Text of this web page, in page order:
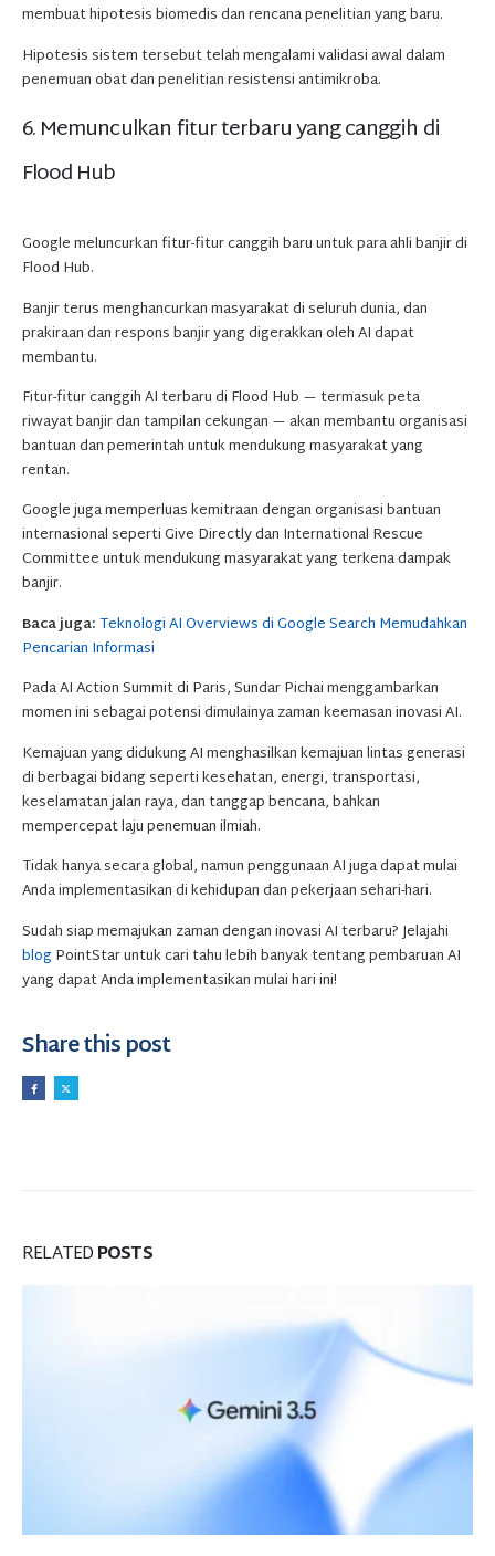
membuat hipotesis biomedis dan rencana penelitian yang baru.
Hipotesis sistem tersebut telah mengalami validasi awal dalam
penemuan obat dan penelitian resistensi antimikroba.
6. Memunculkan fitur terbaru yang canggih di
Flood Hub
Google meluncurkan fitur-fitur canggih baru untuk para ahli banjir di
Flood Hub.
Banjir terus menghancurkan masyarakat di seluruh dunia, dan
prakiraan dan respons banjir yang digerakkan oleh AI dapat
membantu.
Fitur-fitur canggih AI terbaru di Flood Hub — termasuk peta
riwayat banjir dan tampilan cekungan — akan membantu organisasi
bantuan dan pemerintah untuk mendukung masyarakat yang
rentan.
Google juga memperluas kemitraan dengan organisasi bantuan
internasional seperti Give Directly dan International Rescue
Committee untuk mendukung masyarakat yang terkena dampak
banjir.
Baca juga:Teknologi AI Overviews di Google Search Memudahkan
Pencarian Informasi
Pada AI Action Summit di Paris, Sundar Pichai menggambarkan
momen ini sebagai potensi dimulainya zaman keemasan inovasi AI.
Kemajuan yang didukung AI menghasilkan kemajuan lintas generasi
di berbagai bidang seperti kesehatan, energi, transportasi,
keselamatan jalan raya, dan tanggap bencana, bahkan
mempercepat laju penemuan ilmiah.
Tidak hanya secara global, namun penggunaan AI juga dapat mulai
Anda implementasikan di kehidupan dan pekerjaan sehari-hari.
Sudah siap memajukan zaman dengan inovasi AI terbaru? Jelajahi
blogPointStar untuk cari tahu lebih banyak tentang pembaruan AI
yang dapat Anda implementasikan mulai hari ini!
Share this post
RELATEDPOSTS